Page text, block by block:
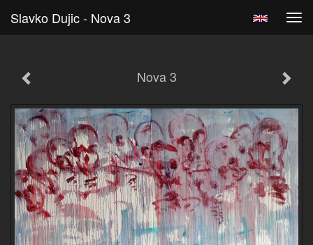
Slavko Dujic - Nova 3
Nova 3